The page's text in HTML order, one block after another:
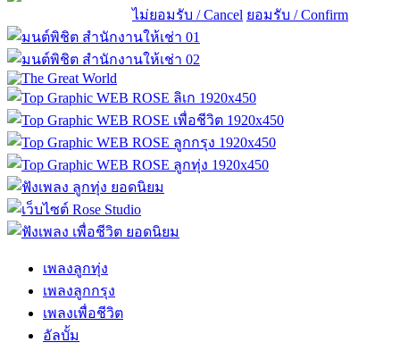
ไม่ยอมรับ / Cancel ยอมรับ / Confirm
เพลงลูกทุ่ง
เพลงลูกกรุง
เพลงเพื่อชีวิต
อัลบั้ม